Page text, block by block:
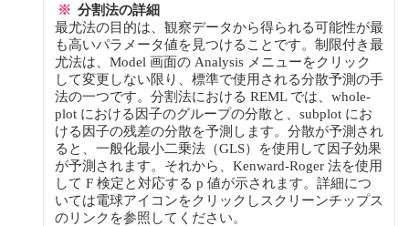
※ 分割法の詳細
最尤法の目的は、観察データから得られる可能性が最
も高いパラメータ値を見つけることです。制限付き最
尤法は、Model 画面の Analysis メニューをクリック
して変更しない限り、標準で使用される分散予測の手
法の一つです。分割法における REML では、whole-
plot における因子のグループの分散と、subplot にお
ける因子の残差の分散を予測します。分散が予測され
ると、一般化最小二乗法（GLS）を使用して因子効果
が予測されます。それから、Kenward-Roger 法を使用
して F 検定と対応する p 値が示されます。詳細につ
いては電球アイコンをクリックしスクリーンチップス
のリンクを参照してください。